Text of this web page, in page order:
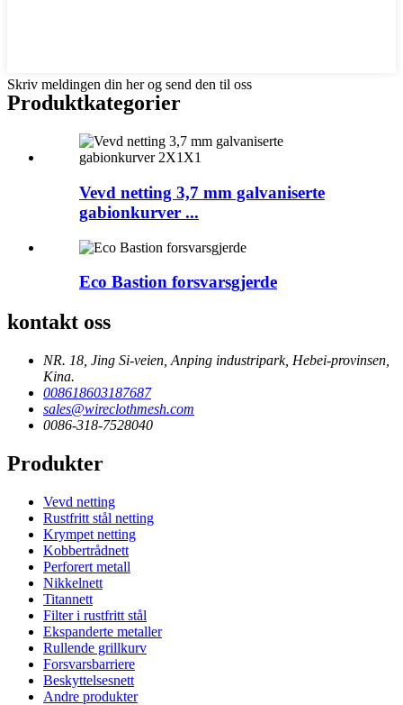
Skriv meldingen din her og send den til oss
Produktkategorier
Vevd netting 3,7 mm galvaniserte
gabionkurver ...
Eco Bastion forsvarsgjerde
kontakt oss
NR. 18, Jing Si-veien, Anping industripark, Hebei-provinsen,
Kina.
008618603187687
sales@wireclothmesh.com
0086-318-7528040
Produkter
Vevd netting
Rustfritt stål netting
Krympet netting
Kobbertrådnett
Perforert metall
Nikkelnett
Titannett
Filter i rustfritt stål
Ekspanderte metaller
Rullende grillkurv
Forsvarsbarriere
Beskyttelsesnett
Andre produkter